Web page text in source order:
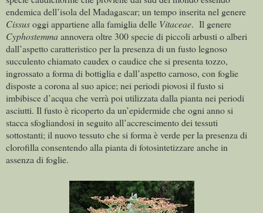
endemica dell’isola del Madagascar; un tempo inserita nel genere
Cissusoggi appartiene alla famiglia delle Vitaceae. Il genere
Cyphostemmaannovera oltre 300 specie di piccoli arbusti o alberi
dall’aspetto caratteristico per la presenza di un fusto legnoso
succulento chiamato caudex o caudice che si presenta tozzo,
ingrossato a forma di bottiglia e dall’aspetto carnoso, con foglie
disposte a corona al suo apice; nei periodi piovosi il fusto si
imbibisce d’acqua che verrà poi utilizzata dalla pianta nei periodi
asciutti. Il fusto è ricoperto da un’epidermide che ogni anno si
stacca sfogliandosi in seguito all’accrescimento dei tessuti
sottostanti; il nuovo tessuto che si forma è verde per la presenza di
clorofilla consentendo alla pianta di fotosintetizzare anche in
assenza di foglie.